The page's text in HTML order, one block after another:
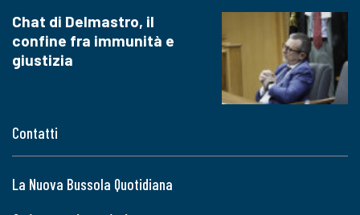
Contatti
La Nuova Bussola Quotidiana
Chat di Delmastro, il
confine fra immunità e
giustizia